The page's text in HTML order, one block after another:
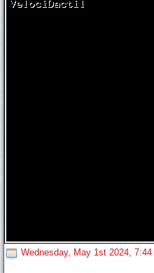
Wednesday, May 1st 2024, 7:44